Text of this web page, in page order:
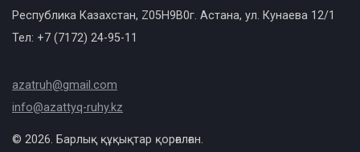
Республика Казахстан, Z05H9B0г. Астана, ул. Кунаева 12/1
Тел: +7 (7172) 24-95-11
azatruh@gmail.com
info@azattyq-ruhy.kz
© 2026. Барлық құқықтар қорғалған.